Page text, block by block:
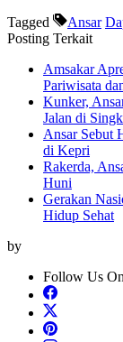
Tagged Ansar
Posting Terkait
Amsakar
Pariwisata
Kunker,
Jalan di
Ansar Sebut
di Kepri
Rakerda,
Huni
Gerakan
Hidup Sehat
by
Follow Us On